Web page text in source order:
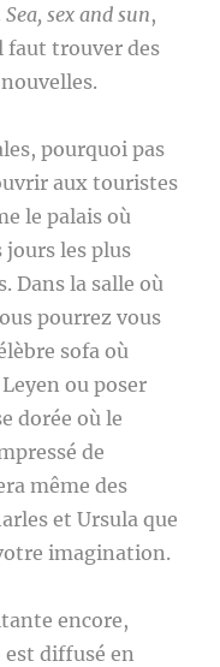
Sea, sex and sun,
faut trouver des
pourquoi pas
aux touristes
le palais où
jours les plus
Dans la salle où
pourrez vous
sofa où
ou poser
dorée où le
de
même des
et Ursula que
imagination.
encore,
est diffusé en